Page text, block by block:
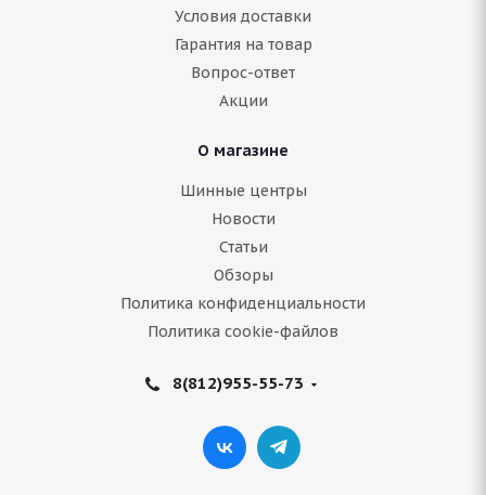
Условия доставки
Гарантия на товар
Вопрос-ответ
Акции
О магазине
Шинные центры
Новости
Статьи
Обзоры
Политика конфиденциальности
Политика cookie-файлов
8(812)955-55-73